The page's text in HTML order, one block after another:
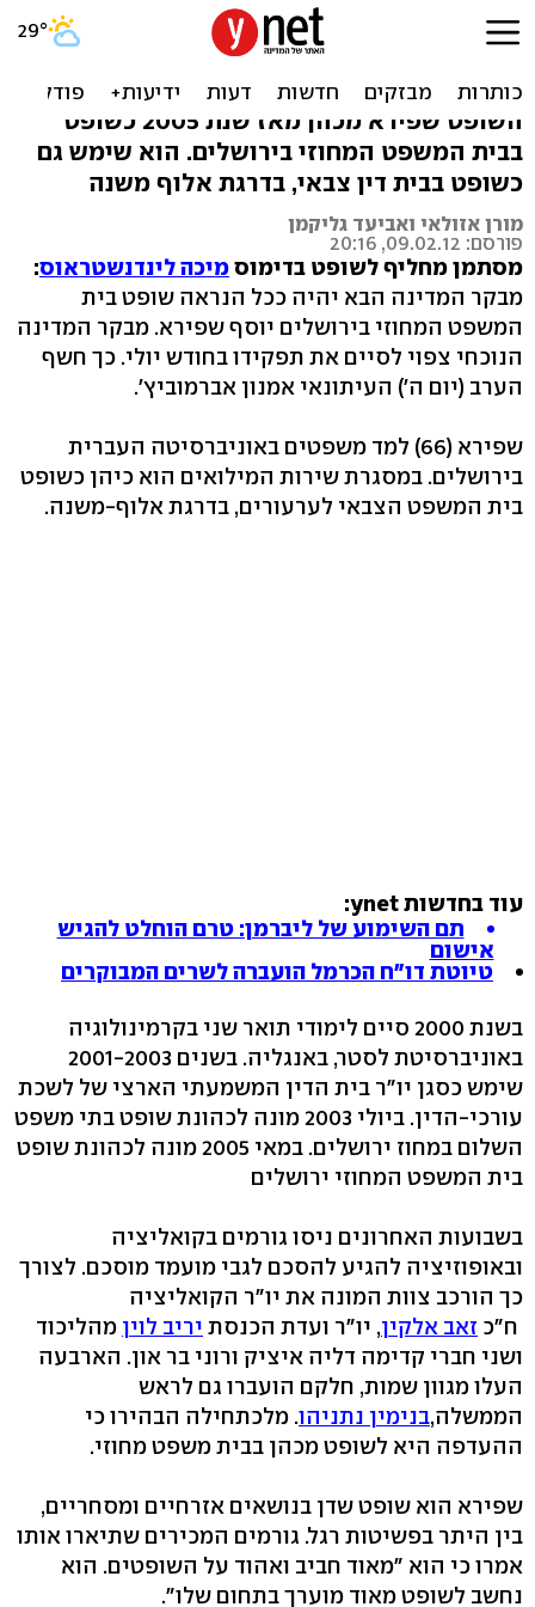
מסתמן: השופט יוסף שפירא
ימונה למבקר המדינה
השופט שפירא מכהן מאז שנת 2005 כשופט
בבית המשפט המחוזי בירושלים. הוא שימש גם
כשופט בבית דין צבאי, בדרגת אלוף משנה
מורן אזולאי ואביעד גליקמן
פורסם: 09.02.12, 20:16
מסתמן מחליף לשופט בדימוסמיכה לינדנשטראוס:
מבקר המדינה הבא יהיה ככל הנראה שופט בית
המשפט המחוזי בירושלים יוסף שפירא. מבקר המדינה
הנוכחי צפוי לסיים את תפקידו בחודש יולי. כך חשף
הערב (יום ה') העיתונאי אמנון אברמוביץ'.
שפירא (66) למד משפטים באוניברסיטה העברית
בירושלים. במסגרת שירות המילואים הוא כיהן כשופט
בית המשפט הצבאי לערעורים, בדרגת אלוף-משנה.
עוד בחדשות ynet:
תם השימוע של ליברמן: טרם הוחלט להגיש
אישום
טיוטת דו"ח הכרמל הועברה לשרים המבוקרים
בשנת 2000 סיים לימודי תואר שני בקרמינולוגיה
באוניברסיטת לסטר, באנגליה. בשנים 2001-2003
שימש כסגן יו"ר בית הדין המשמעתי הארצי של לשכת
עורכי-הדין. ביולי 2003 מונה לכהונת שופט בתי משפט
השלום במחוז ירושלים. במאי 2005 מונה לכהונת שופט
בית המשפט המחוזי ירושלים
בשבועות האחרונים ניסו גורמים בקואליציה
ובאופוזיציה להגיע להסכם לגבי מועמד מוסכם. לצורך
כך הורכב צוות המונה את יו"ר הקואליציה
ח"כ זאב אלקין, יו"ר ועדת הכנסת יריב לוין מהליכוד
ושני חברי קדימה דליה איציק ורוני בר און. הארבעה
העלו מגוון שמות, חלקם הועברו גם לראש
הממשלה,בנימין נתניהו. מלכתחילה הבהירו כי
ההעדפה היא לשופט מכהן בבית משפט מחוזי.
שפירא הוא שופט שדן בנושאים אזרחיים ומסחריים,
בין היתר בפשיטות רגל. גורמים המכירים שתיארו אותו
אמרו כי הוא "מאוד חביב ואהוד על השופטים. הוא
נחשב לשופט מאוד מוערך בתחום שלו".